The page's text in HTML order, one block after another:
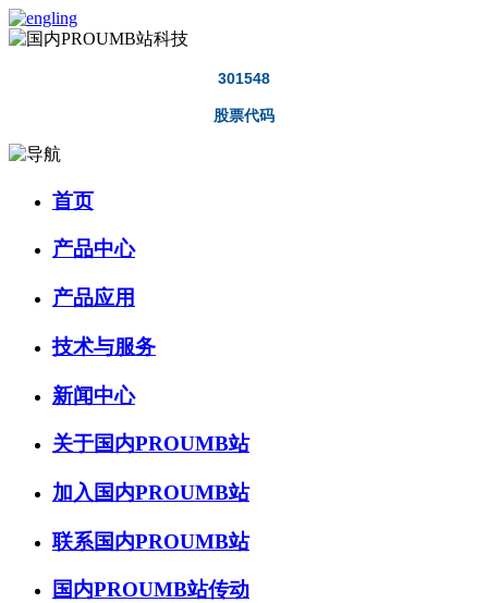
301548
股票代码
首页
产品中心
产品应用
技术与服务
新闻中心
关于国内PROUMB站
加入国内PROUMB站
联系国内PROUMB站
国内PROUMB站传动